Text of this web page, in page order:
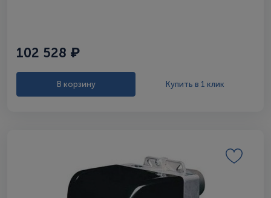
102 528 ₽
В корзину Купить в 1 клик